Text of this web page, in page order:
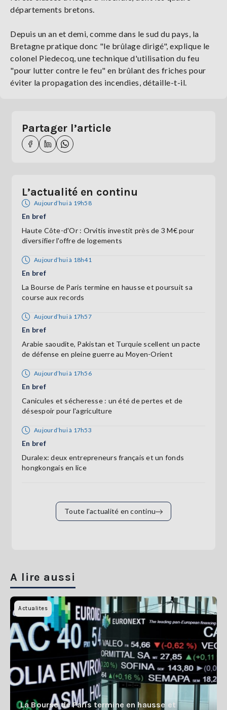
départements bretons.
Depuis un an et demi, comme dans le sud du pays, la
Bretagne pratique donc "le brûlage dirigé", explique le
colonel Piedecoq, une technique d'utilisation du feu
"pour lutter contre le feu" en brûlant des friches pour
éviter la propagation des incendies, détaille-t-il.
Partager l’article
L’actualité en continu
Aujourd’hui à 19h58
En bref
Haute Côte-d'Or : Orvitis investit près de 3 M€ pour
diversifier l'offre de logements
Aujourd’hui à 18h41
En bref
La Bourse de Paris termine en hausse et poursuit sa
course aux records
Aujourd’hui à 17h57
En bref
Arabie saoudite, Pakistan et Turquie scellent un pacte
de défense en pleine guerre au Moyen-Orient
Aujourd’hui à 17h56
En bref
Canicules et sécheresse : un été de pertes et de
désespoir pour l'agriculture
Aujourd’hui à 17h53
En bref
Duralex: deux entrepreneurs français et un fonds
hongkongais en lice
Toute l’actualité en continu
A lire aussi
Actualites
La Bourse de Paris termine en hausse et